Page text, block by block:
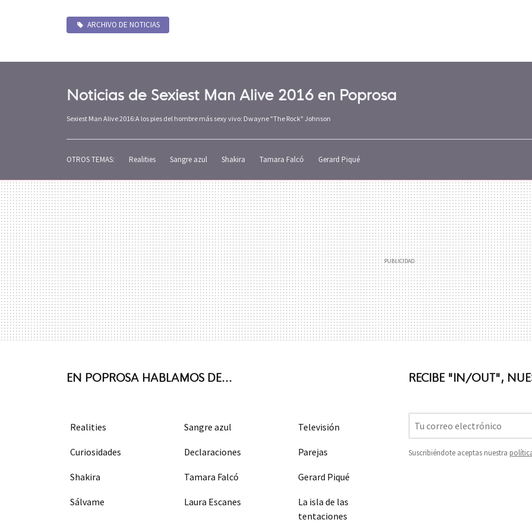
ARCHIVO DE NOTICIAS
Noticias de Sexiest Man Alive 2016 en Poprosa
Sexiest Man Alive 2016:A los pies del hombre más sexy vivo: Dwayne "The Rock" Johnson
OTROS TEMAS: Realities Sangre azul Shakira Tamara Falcó Gerard Piqué
RECIBE "IN/OUT",
Suscribiéndote aceptas nuestra
EN POPROSA HABLAMOS DE...
Realities Sangre azul Televisión
Curiosidades Declaraciones Parejas
Shakira Tamara Falcó Gerard Piqué
Sálvame Laura Escanes
La isla de las
tentaciones